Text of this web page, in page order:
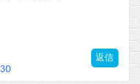
返信